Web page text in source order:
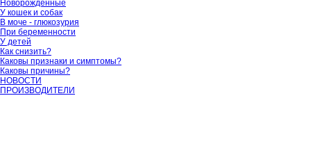
Новорожденные
У кошек и собак
В моче - глюкозурия
При беременности
У детей
Как снизить?
Каковы признаки и симптомы?
Каковы причины?
НОВОСТИ
ПРОИЗВОДИТЕЛИ